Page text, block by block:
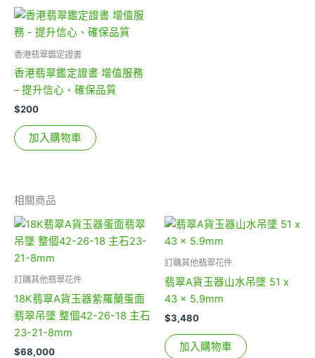
香港翡翠鑑定證書
香港翡翠鑑定證書 增值服務
– 提升信心、確保品質
$200
加入購物車
相關商品
訂購其他翡翠花件
18K翡翠A貨玉器紫羅蘭蛋面
翡翠吊墜 整個42-26-18 主石
23-21-8mm
$68,000
訂購其他翡翠花件
翡翠A貨玉器山水吊墜 51 x
43 x 5.9mm
$3,480
加入購物車